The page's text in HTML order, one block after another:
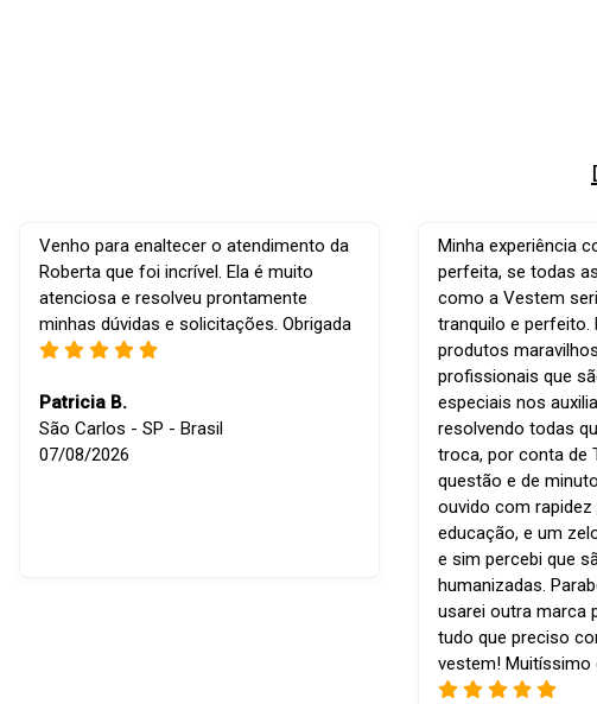
Venho para enaltecer o atendimento da
Roberta que foi incrível. Ela é muito
atenciosa e resolveu prontamente
minhas dúvidas e solicitações. Obrigada
Patricia B.
São Carlos - SP - Brasil
07/08/2026
Minha experiência
perfeita, se todas
como a Vestem
tranquilo e perfeito.
produtos
profissionais que
especiais nos
resolvendo todas
troca, por conta de
questão e de
ouvido com rapidez
educação, e um
e sim percebi que
humanizadas.
usarei outra marca
tudo que preciso
vestem! Muitíssimo